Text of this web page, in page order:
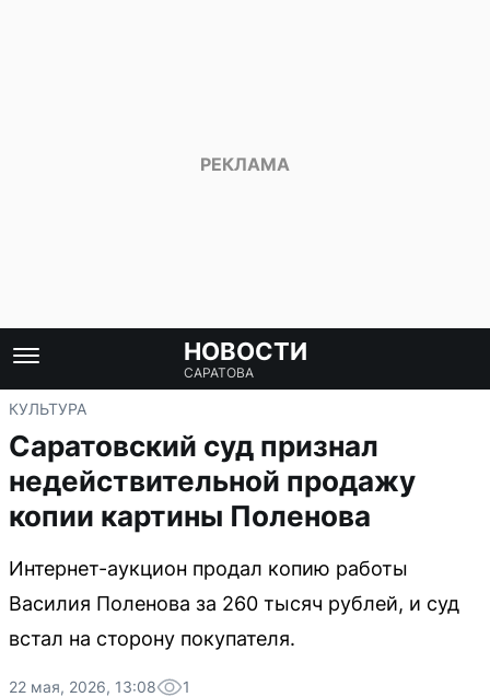
НОВОСТИ
САРАТОВА
КУЛЬТУРА
Саратовский суд признал
недействительной продажу
копии картины Поленова
Интернет-аукцион продал копию работы
Василия Поленова за 260 тысяч рублей, и суд
встал на сторону покупателя.
22 мая, 2026, 13:08 1